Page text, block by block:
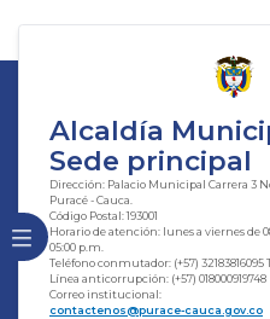
Alcaldía
Sede principal
Dirección: Palacio Municipal Carrera 3
Puracé - Cauca.
Código Postal: 193001
Horario de atención: lunes a viernes de
05:00 p.m.
Teléfono conmutador: (+57) 32183816095
Línea anticorrupción: (+57) 018000919748
Correo institucional:
contactenos@purace-cauca.gov.co